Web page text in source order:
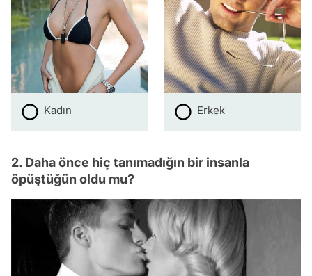
Kadın Erkek
2. Daha önce hiç tanımadığın bir insanla
öpüştüğün oldu mu?